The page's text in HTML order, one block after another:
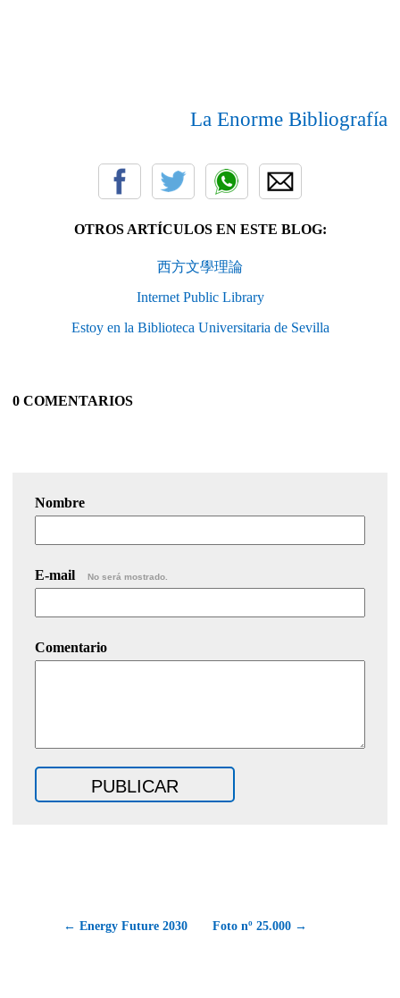
La Enorme Bibliografía
OTROS ARTÍCULOS EN ESTE BLOG:
西方文學理論
Internet Public Library
Estoy en la Biblioteca Universitaria de Sevilla
0 COMENTARIOS
Nombre
E-mail No será mostrado.
Comentario
← Energy Future 2030 Foto nº 25.000 →